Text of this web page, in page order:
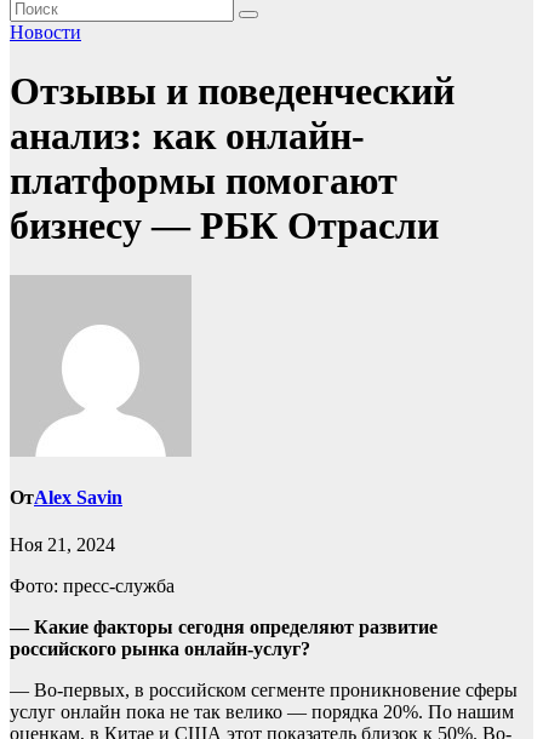
Новости
Отзывы и поведенческий
анализ: как онлайн-
платформы помогают
бизнесу — РБК Отрасли
ОтAlex Savin
Ноя 21, 2024
Фото: пресс-служба
— Какие факторы сегодня определяют развитие
российского рынка онлайн-услуг?
— Во-первых, в российском сегменте проникновение сферы
услуг онлайн пока не так велико — порядка 20%. По нашим
оценкам, в Китае и США этот показатель близок к 50%. Во-